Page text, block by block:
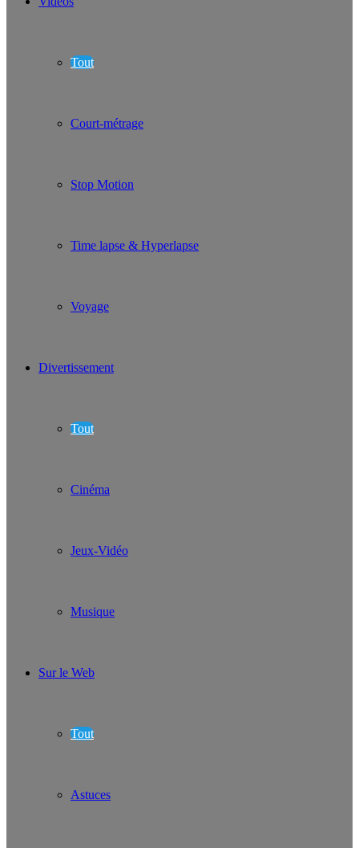
Tout
Court-métrage
Stop Motion
Time lapse & Hyperlapse
Voyage
Divertissement
Tout
Cinéma
Jeux-Vidéo
Musique
Sur le Web
Tout
Astuces